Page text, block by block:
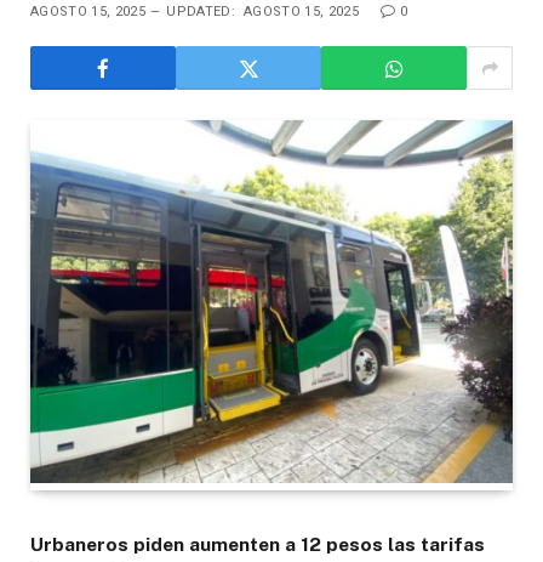
AGOSTO 15, 2025 UPDATED: AGOSTO 15, 2025 0
Urbaneros piden aumenten a 12 pesos las tarifas